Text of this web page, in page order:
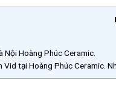
Nội Hoàng Phúc Ceramic.
Vid tại Hoàng Phúc Ceramic.